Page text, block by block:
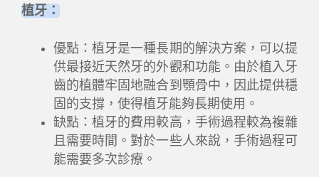
植牙：
優點：植牙是一種長期的解決方案，可以提
供最接近天然牙的外觀和功能。由於植入牙
齒的植體牢固地融合到顎骨中，因此提供穩
固的支撐，使得植牙能夠長期使用。
缺點：植牙的費用較高，手術過程較為複雜
且需要時間。對於一些人來說，手術過程可
能需要多次診療。